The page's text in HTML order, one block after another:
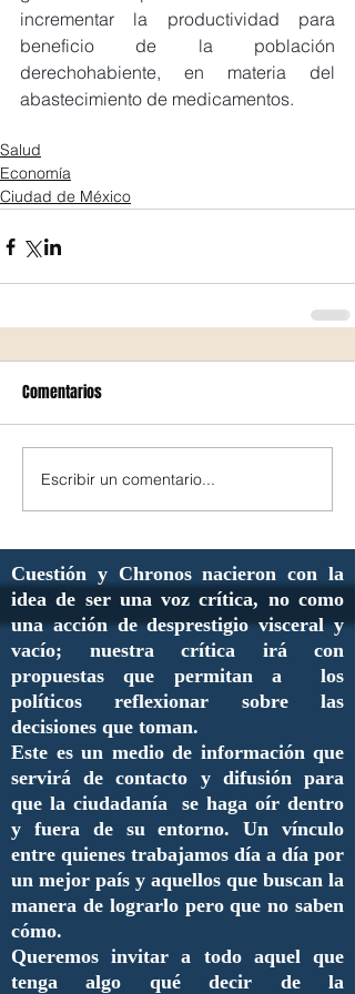
incrementar la productividad para
beneficio de la población
derechohabiente, en materia del
abastecimiento de medicamentos.
Salud
Economía
Ciudad de México
Comentarios
Escribir un comentario...
Cuestión y Chronos nacieron con la
idea de ser una voz crítica, no como
una acción de desprestigio visceral y
vacío; nuestra crítica irá con
propuestas que permitan a los
políticos reflexionar sobre las
decisiones que toman.
Este es un medio de información que
servirá de contacto y difusión para
que la ciudadanía se haga oír dentro
y fuera de su entorno. Un vínculo
entre quienes trabajamos día a día por
un mejor país y aquellos que buscan la
manera de lograrlo pero que no saben
cómo.
Queremos invitar a todo aquel que
tenga algo qué decir de la